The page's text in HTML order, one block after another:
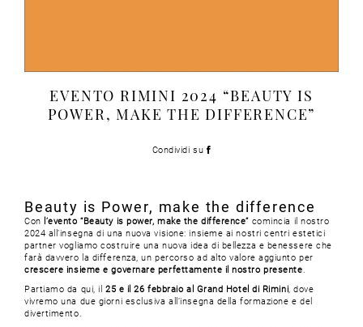
EVENTO RIMINI 2024 “BEAUTY IS
POWER, MAKE THE DIFFERENCE”
Condividi su
Beauty is Power, make the difference
Con l’evento “Beauty is power, make the difference” comincia il nostro
2024 all’insegna di una nuova visione: insieme ai nostri centri estetici
partner vogliamo costruire una nuova idea di bellezza e benessere che
farà davvero la differenza, un percorso ad alto valore aggiunto per
crescere insieme e governare perfettamente il nostro presente.
Partiamo da qui, il 25 e il 26 febbraio al Grand Hotel di Rimini, dove
vivremo una due giorni esclusiva all’insegna della formazione e del
divertimento.